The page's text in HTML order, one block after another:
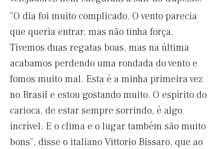
“O dia foi muito complicado. O vento parecia
que queria entrar, mas não tinha força.
Tivemos duas regatas boas, mas na última
acabamos perdendo uma rondada do vento e
fomos muito mal. Esta é a minha primeira vez
no Brasil e estou gostando muito. O espírito do
carioca, de estar sempre sorrindo, é algo
incrível. E o clima e o lugar também são muito
bons”, disse o italiano Vittorio Bissaro, que ao